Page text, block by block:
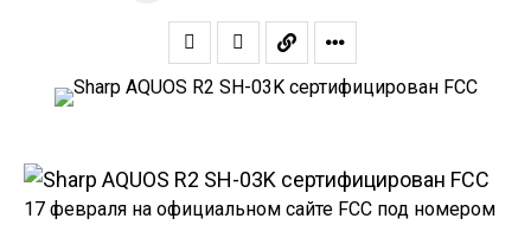
17 февраля на официальном сайте FCC под номером